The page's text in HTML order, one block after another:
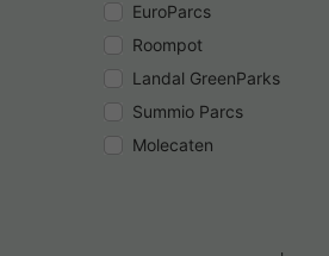
EuroParcs
Roompot
Landal GreenParks
Summio Parcs
Molecaten